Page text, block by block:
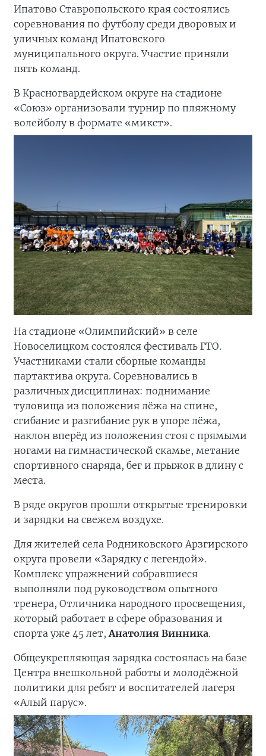
Ипатово Ставропольского края состоялись
соревнования по футболу среди дворовых и
уличных команд Ипатовского
муниципального округа. Участие приняли
пять команд.
В Красногвардейском округе на стадионе
«Союз» организовали турнир по пляжному
волейболу в формате «микст».
На стадионе «Олимпийский» в селе
Новоселицком состоялся фестиваль ГТО.
Участниками стали сборные команды
партактива округа. Соревновались в
различных дисциплинах: поднимание
туловища из положения лёжа на спине,
сгибание и разгибание рук в упоре лёжа,
наклон вперёд из положения стоя с прямыми
ногами на гимнастической скамье, метание
спортивного снаряда, бег и прыжок в длину с
места.
В ряде округов прошли открытые тренировки
и зарядки на свежем воздухе.
Для жителей села Родниковского Арзгирского
округа провели «Зарядку с легендой».
Комплекс упражнений собравшиеся
выполняли под руководством опытного
тренера, Отличника народного просвещения,
который работает в сфере образования и
спорта уже 45 лет, Анатолия Винника.
Общеукрепляющая зарядка состоялась на базе
Центра внешкольной работы и молодёжной
политики для ребят и воспитателей лагеря
«Алый парус».